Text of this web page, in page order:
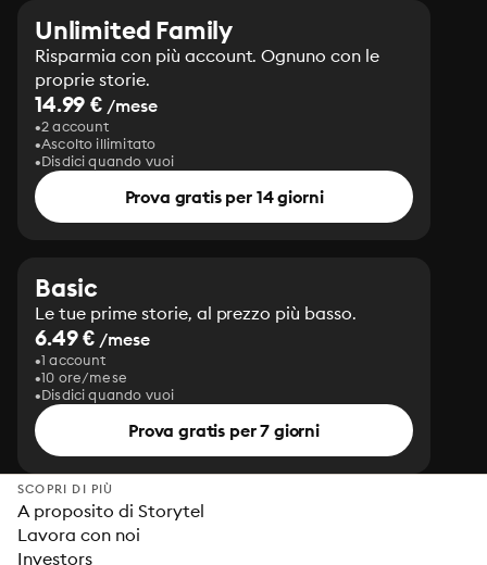
Unlimited Family
Risparmia con più account. Ognuno con le
proprie storie.
14.99 € /mese
2 account
Ascolto illimitato
Disdici quando vuoi
Prova gratis per 14 giorni
Basic
Le tue prime storie, al prezzo più basso.
6.49 € /mese
1 account
10 ore/mese
Disdici quando vuoi
Prova gratis per 7 giorni
SCOPRI DI PIÙ
A proposito di Storytel
Lavora con noi
Investors